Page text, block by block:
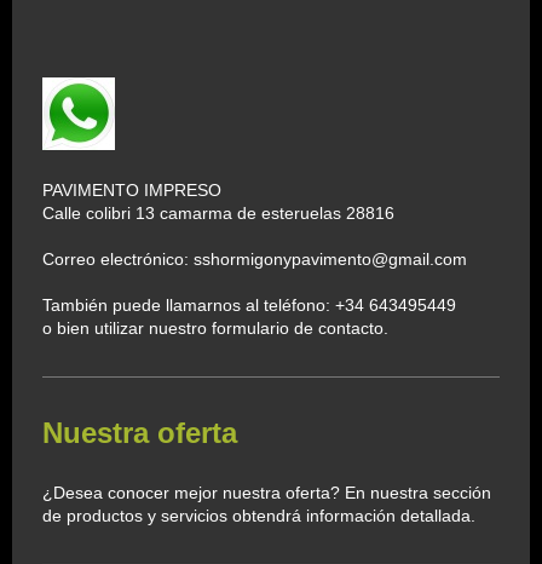
PAVIMENTO IMPRESO
Calle colibri 13 camarma de esteruelas 28816
Correo electrónico: sshormigonypavimento@gmail.com
También puede llamarnos al teléfono: +34 643495449
o bien utilizar nuestro formulario de contacto.
Nuestra oferta
¿Desea conocer mejor nuestra oferta? En nuestra sección
de productos y servicios obtendrá información detallada.